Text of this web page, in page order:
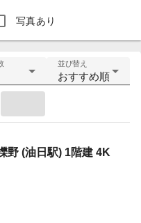
写真あり
並び替え
おすすめ順
野 (油日駅) 1階建 4K